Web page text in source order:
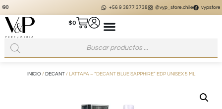
@vyp_store.chile vypstore.cl
$0
INICIO / DECANT/ LATTAFA – “DECANT BLUE SAPPHIRE” EDP UNISEX 5 ML